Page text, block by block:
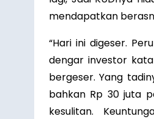
mendapatkan
“Hari ini digeser.
dengar investor
bergeser. Yang
bahkan Rp 30 juta
kesulitan.